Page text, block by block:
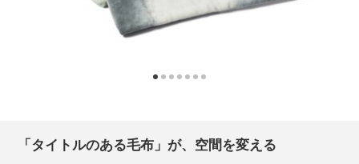
「タイトルのある毛布」が、空間を変える